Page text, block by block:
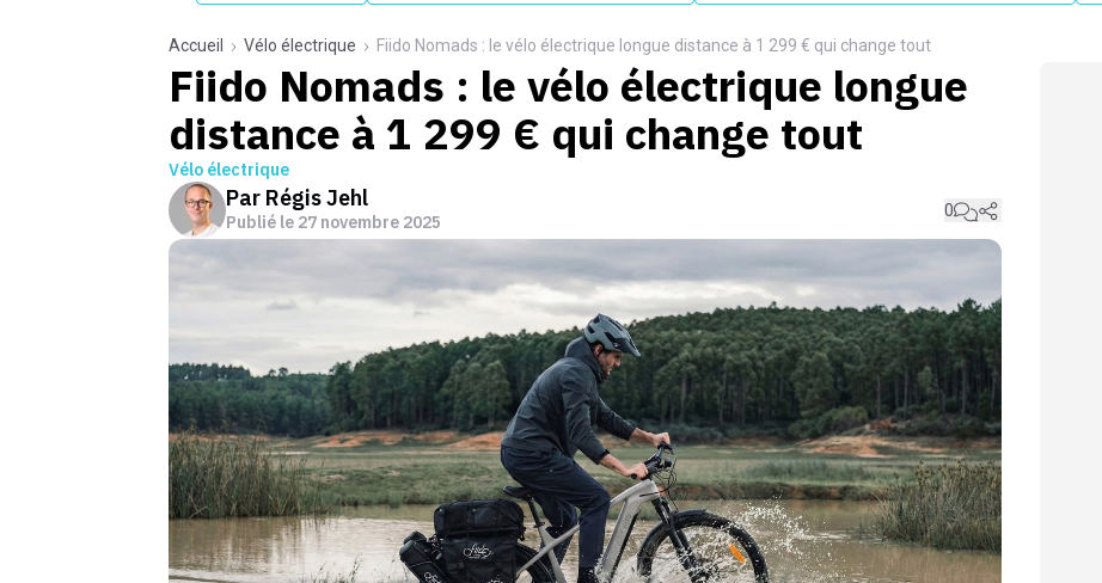
Accueil Vélo électrique Fiido Nomads : le vélo électrique longue distance à 1 299 € qui change tout
Fiido Nomads : le vélo électrique longue
distance à 1 299 € qui change tout
Vélo électrique
Par Régis Jehl
Publié le 27 novembre 2025
0